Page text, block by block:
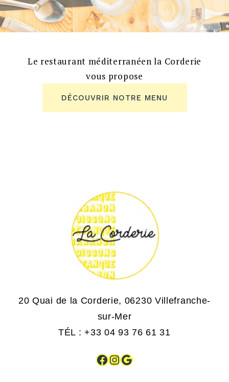
Le restaurant méditerranéen la Corderie
vous propose
DÉCOUVRIR NOTRE MENU
20 Quai de la Corderie, 06230 Villefranche-
sur-Mer
TÉL : +33 04 93 76 61 31
Facebook
Instagram
Google